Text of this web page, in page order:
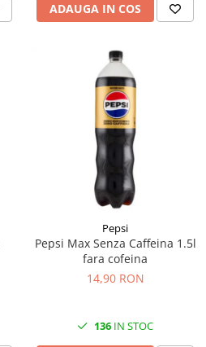
ADAUGA IN COS
Pepsi
Pepsi Max Senza Caffeina 1.5l
fara cofeina
14,90 RON
136 IN STOC